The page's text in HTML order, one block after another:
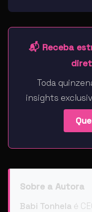
📬 Receba
Toda
insights
Sobre a Autora
Babi Tonhela é